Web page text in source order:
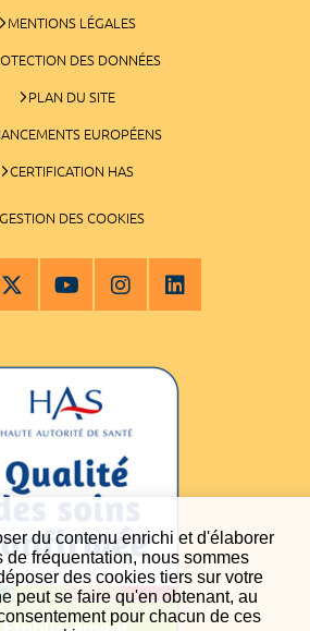
du contenu enrichi et d'élaborer
de fréquentation, nous sommes
des cookies tiers sur votre
peut se faire qu'en obtenant, au
pour chacun de ces
MENTIONS LÉGALES
DES DONNÉES
PLAN DU SITE
EUROPÉENS
CERTIFICATION HAS
GESTION DES COOKIES